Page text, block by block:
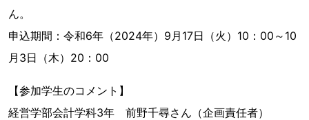
ん。
申込期間：令和6年（2024年）9月17日（火）10：00～10
月3日（木）20：00
【参加学生のコメント】
経営学部会計学科3年 前野千尋さん（企画責任者）